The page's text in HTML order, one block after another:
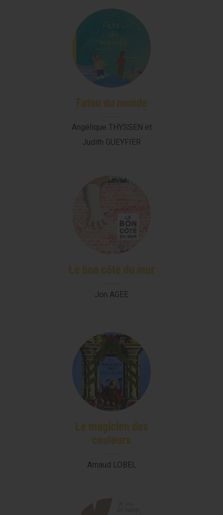
Fatou du monde
Angélique THYSSEN et
Judith GUEYFIER
Le bon côté du mur
Jon AGEE
Le magicien des
couleurs
Arnaud LOBEL